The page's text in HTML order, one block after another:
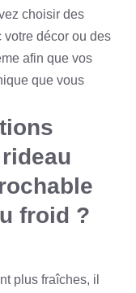
choisir des
décor ou des
afin que vos
que vous
froid ?
plus fraîches, il